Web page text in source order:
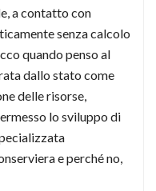
a contatto con
senza calcolo
quando penso al
dallo stato come
delle risorse,
lo sviluppo di
e perché no,